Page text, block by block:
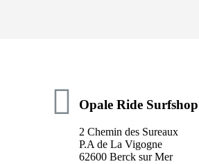
Opale Ride Surfshop
2 Chemin des Sureaux
P.A de La Vigogne
62600 Berck sur Mer